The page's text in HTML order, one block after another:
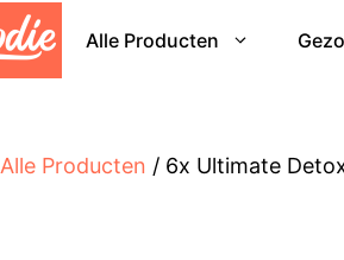
Alle Producten
Alle Producten / 6x Ultimate